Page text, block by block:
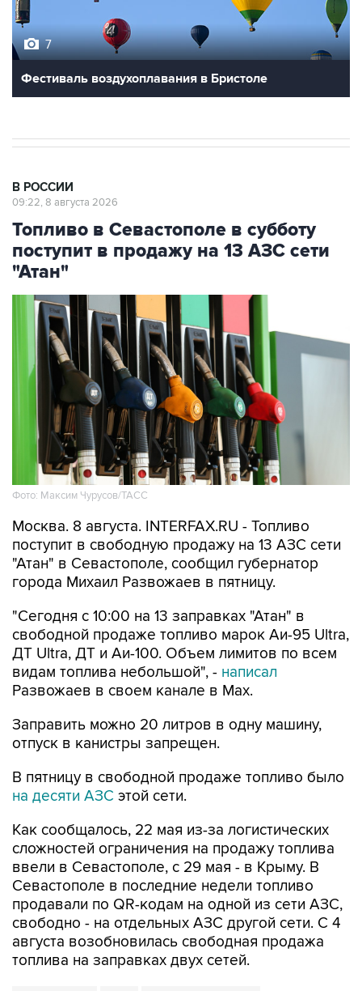
7
Фестиваль воздухоплавания в Бристоле
В РОССИИ
09:22, 8 августа 2026
Топливо в Севастополе в субботу
поступит в продажу на 13 АЗС сети
"Атан"
Фото: Максим Чурусов/ТАСС
Москва. 8 августа. INTERFAX.RU - Топливо
поступит в свободную продажу на 13 АЗС сети
"Атан" в Севастополе, сообщил губернатор
города Михаил Развожаев в пятницу.
"Сегодня с 10:00 на 13 заправках "Атан" в
свободной продаже топливо марок Аи-95 Ultra,
ДТ Ultra, ДТ и Аи-100. Объем лимитов по всем
видам топлива небольшой", - написал
Развожаев в своем канале в Max.
Заправить можно 20 литров в одну машину,
отпуск в канистры запрещен.
В пятницу в свободной продаже топливо было
на десяти АЗС этой сети.
Как сообщалось, 22 мая из-за логистических
сложностей ограничения на продажу топлива
ввели в Севастополе, с 29 мая - в Крыму. В
Севастополе в последние недели топливо
продавали по QR-кодам на одной из сети АЗС,
свободно - на отдельных АЗС другой сети. С 4
августа возобновилась свободная продажа
топлива на заправках двух сетей.